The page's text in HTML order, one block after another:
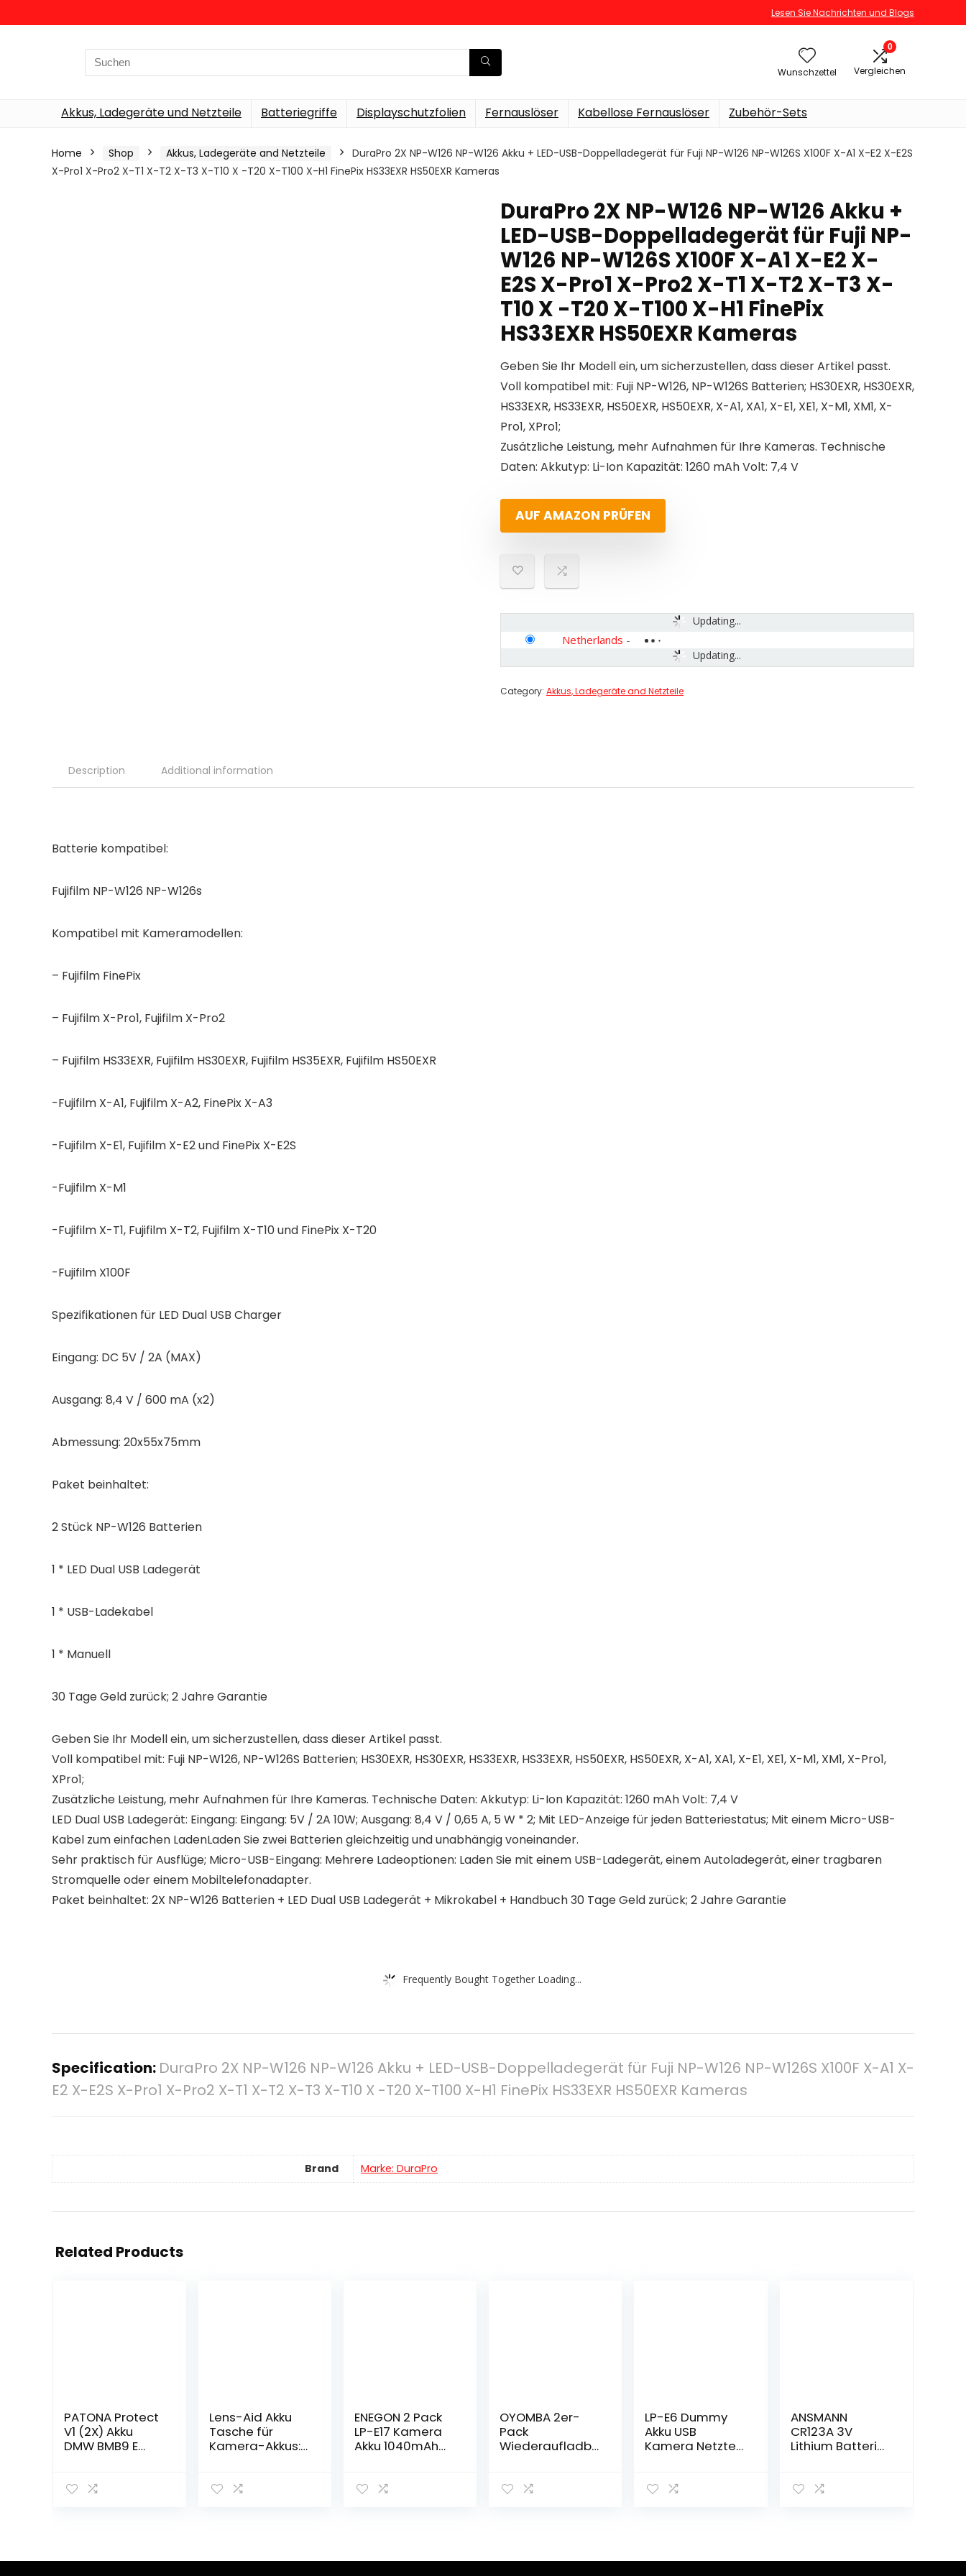
Lesen Sie Nachrichten und Blogs
Search
for:
Wunschzettel
0
Vergleichen
Akkus, Ladegeräte und Netzteile Batteriegriffe Displayschutzfolien Fernauslöser Kabellose Fernauslöser Zubehör-Sets
Home Shop Akkus, Ladegeräte and Netzteile
DuraPro 2X NP-W126 NP-W126 Akku + LED-USB-Doppelladegerät für Fuji NP-W126 NP-W126S X100F X-A1 X-E2 X-E2S
X-Pro1 X-Pro2 X-T1 X-T2 X-T3 X-T10 X -T20 X-T100 X-H1 FinePix HS33EXR HS50EXR Kameras
DuraPro 2X NP-W126 NP-W126 Akku +
LED-USB-Doppelladegerät für Fuji NP-
W126 NP-W126S X100F X-A1 X-E2 X-
E2S X-Pro1 X-Pro2 X-T1 X-T2 X-T3 X-
T10 X -T20 X-T100 X-H1 FinePix
HS33EXR HS50EXR Kameras
Geben Sie Ihr Modell ein, um sicherzustellen, dass dieser Artikel passt.
Voll kompatibel mit: Fuji NP-W126, NP-W126S Batterien; HS30EXR, HS30EXR,
HS33EXR, HS33EXR, HS50EXR, HS50EXR, X-A1, XA1, X-E1, XE1, X-M1, XM1, X-
Pro1, XPro1;
Zusätzliche Leistung, mehr Aufnahmen für Ihre Kameras. Technische
Daten: Akkutyp: Li-Ion Kapazität: 1260 mAh Volt: 7,4 V
AUF AMAZON PRÜFEN
Updating...
Updating...
Netherlands -
Category: Akkus, Ladegeräte and Netzteile
Description Additional information
Batterie kompatibel:
Fujifilm NP-W126 NP-W126s
Kompatibel mit Kameramodellen:
– Fujifilm FinePix
– Fujifilm X-Pro1, Fujifilm X-Pro2
– Fujifilm HS33EXR, Fujifilm HS30EXR, Fujifilm HS35EXR, Fujifilm HS50EXR
-Fujifilm X-A1, Fujifilm X-A2, FinePix X-A3
-Fujifilm X-E1, Fujifilm X-E2 und FinePix X-E2S
-Fujifilm X-M1
-Fujifilm X-T1, Fujifilm X-T2, Fujifilm X-T10 und FinePix X-T20
-Fujifilm X100F
Spezifikationen für LED Dual USB Charger
Eingang: DC 5V / 2A (MAX)
Ausgang: 8,4 V / 600 mA (x2)
Abmessung: 20x55x75mm
Paket beinhaltet:
2 Stück NP-W126 Batterien
1 * LED Dual USB Ladegerät
1 * USB-Ladekabel
1 * Manuell
30 Tage Geld zurück; 2 Jahre Garantie
Geben Sie Ihr Modell ein, um sicherzustellen, dass dieser Artikel passt.
Voll kompatibel mit: Fuji NP-W126, NP-W126S Batterien; HS30EXR, HS30EXR, HS33EXR, HS33EXR, HS50EXR, HS50EXR, X-A1, XA1, X-E1, XE1, X-M1, XM1, X-Pro1,
XPro1;
Zusätzliche Leistung, mehr Aufnahmen für Ihre Kameras. Technische Daten: Akkutyp: Li-Ion Kapazität: 1260 mAh Volt: 7,4 V
LED Dual USB Ladegerät: Eingang: Eingang: 5V / 2A 10W; Ausgang: 8,4 V / 0,65 A, 5 W * 2; Mit LED-Anzeige für jeden Batteriestatus; Mit einem Micro-USB-
Kabel zum einfachen LadenLaden Sie zwei Batterien gleichzeitig und unabhängig voneinander.
Sehr praktisch für Ausflüge; Micro-USB-Eingang: Mehrere Ladeoptionen: Laden Sie mit einem USB-Ladegerät, einem Autoladegerät, einer tragbaren
Stromquelle oder einem Mobiltelefonadapter.
Paket beinhaltet: 2X NP-W126 Batterien + LED Dual USB Ladegerät + Mikrokabel + Handbuch 30 Tage Geld zurück; 2 Jahre Garantie
Frequently Bought Together Loading...
Specification: DuraPro 2X NP-W126 NP-W126 Akku + LED-USB-Doppelladegerät für Fuji NP-W126 NP-W126S X100F X-A1 X-
E2 X-E2S X-Pro1 X-Pro2 X-T1 X-T2 X-T3 X-T10 X -T20 X-T100 X-H1 FinePix HS33EXR HS50EXR Kameras
Brand Marke: DuraPro
Related Products
PATONA Protect
V1 (2X) Akku
DMW BMB9 E
kompatibel mit
Leica V-LUX 3
Lens-Aid Akku
Tasche für
Kamera-Akkus:
Speicherkarten
ENEGON 2 Pack
LP-E17 Kamera
Akku 1040mAh
für Canon Rebel
800D, 8000D,
OYOMBA 2er-
Pack
Wiederaufladba
Arlo Pro 3, Arlo
Pro 4, VMA5400,
LP-E6 Dummy
Akku USB
Kamera Netzteil
mit Typ-C Feder
70D 60D 60Da
ANSMANN
CR123A 3V
Lithium Batterie
geeignet für
–